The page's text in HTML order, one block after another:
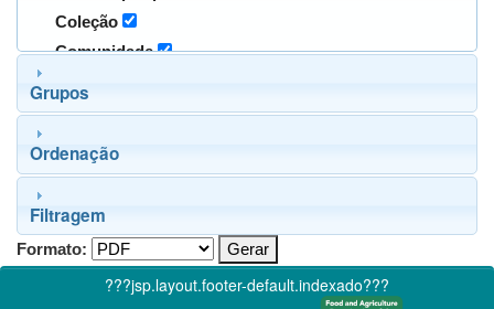
Coleção
Comunidade
Grupos
Ordenação
Filtragem
Formato:
???jsp.layout.footer-default.indexado???